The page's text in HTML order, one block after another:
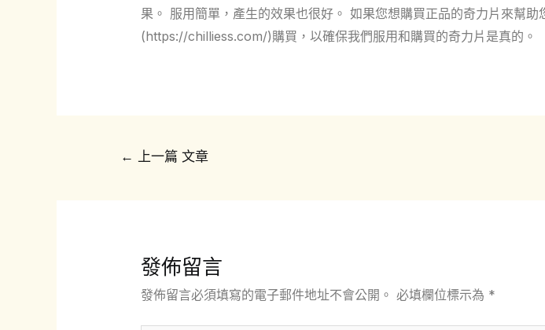
果。 服用簡單，產生的效果也很好。 如果您想購買正品的奇力片來幫
(https://chilliess.com/)購買，以確保我們服用和購買的奇力片是真的。
← 上一篇 文章
發佈留言
發佈留言必須填寫的電子郵件地址不會公開。 必填欄位標示為 *